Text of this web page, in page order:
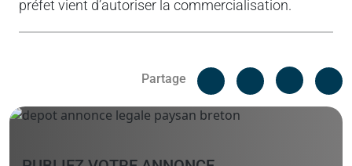
préfet vient d’autoriser la commercialisation.
Partage
Facebook
Linked